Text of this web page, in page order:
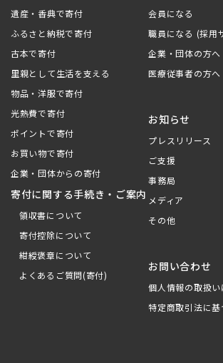
遺産・香典で寄付
ふるさと納税で寄付
古本で寄付
里親として生活を支える
物品・洋服で寄付
光熱費で寄付
ポイントで寄付
お買い物で寄付
企業・団体からの寄付
寄付に関する手続き・ご案内
領収書について
寄付控除について
紺綬褒章について
よくあるご質問(寄付)
会員になる
職員になる (採用
企業・団体の方へ
医療従事者の方へ
お知らせ
プレスリリース
ご支援
事務局
メディア
その他
お問い合わせ
個人情報の取扱い
特定商取引法に